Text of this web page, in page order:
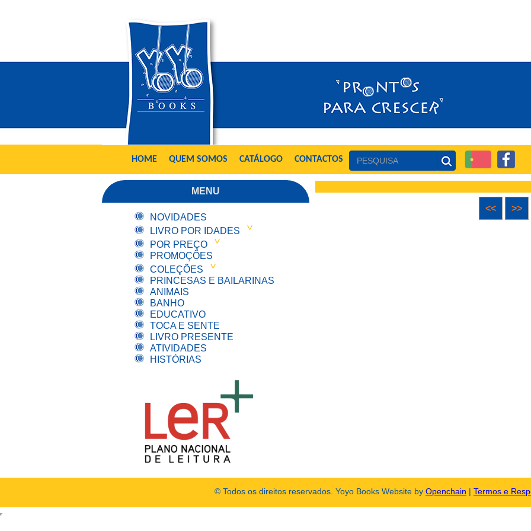
HOME QUEM SOMOS CATÁLOGO CONTACTOS
MENU
NOVIDADES
LIVRO POR IDADES
POR PREÇO
PROMOÇÕES
COLEÇÕES
PRINCESAS E BAILARINAS
ANIMAIS
BANHO
EDUCATIVO
TOCA E SENTE
LIVRO PRESENTE
ATIVIDADES
HISTÓRIAS
<< >>
© Todos os direitos reservados. Yoyo Books Website by Openchain | Termos e